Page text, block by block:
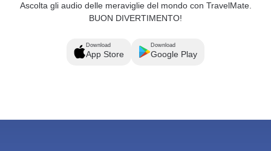
Ascolta gli audio delle meraviglie del mondo con TravelMate.
BUON DIVERTIMENTO!
Download
App Store
Download
Google Play